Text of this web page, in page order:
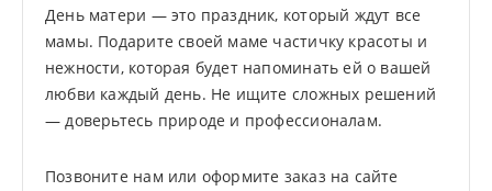
День матери — это праздник, который ждут все
мамы. Подарите своей маме частичку красоты и
нежности, которая будет напоминать ей о вашей
любви каждый день. Не ищите сложных решений
— доверьтесь природе и профессионалам.
Позвоните нам или оформите заказ на сайте